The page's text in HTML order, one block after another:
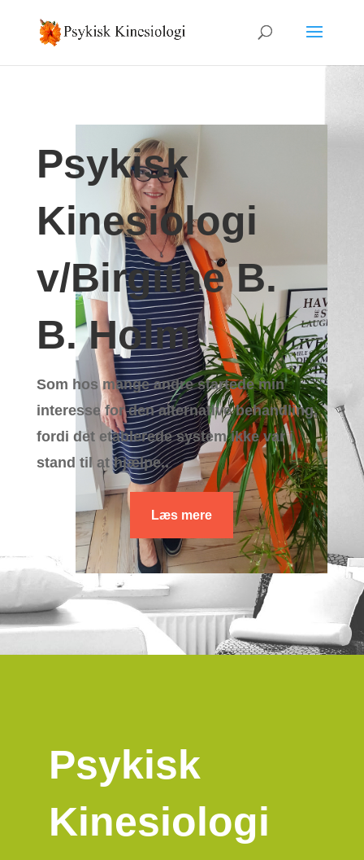
Psykisk
Kinesiologi
v/Birgithe B.
B. Holm
Som hos mange andre startede min
interesse for den alternative behandling,
fordi det etablerede system ikke var i
stand til at hjælpe..
Læs mere
Psykisk
Kinesiologi